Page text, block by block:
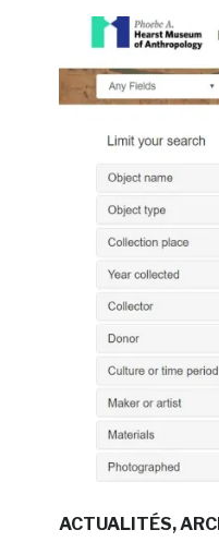
ACTUALITÉS